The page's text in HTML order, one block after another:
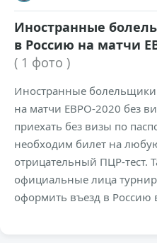
Иностранные
в Россию на матчи
( 1 фото )
Иностранные болельщики
на матчи ЕВРО-2020 без
приехать без визы по
необходим билет на
отрицательный ПЦР-тест.
официальные лица
оформить въезд в